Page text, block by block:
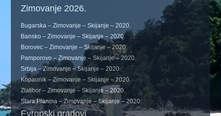
Zimovanje 2026.
Bugarska – Zimovanje – Skijanje – 2020.
Bansko – Zimovanje – Skijanje – 2020.
Borovec – Zimovanje – Skijanje – 2020.
Pamporovo – Zimovanje – Skijanje – 2020.
Srbija – Zimovanje – Skijanje – 2020.
Kopaonik – Zimovanje – Skijanje – 2020.
Zlatibor – Zimovanje – Skijanje – 2020.
Stara Planina – Zimovanje – Skijanje – 2020.
Evropski gradovi